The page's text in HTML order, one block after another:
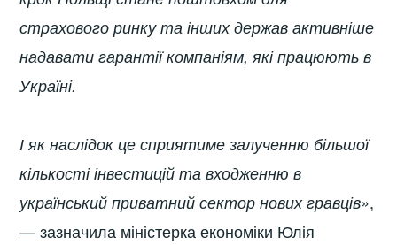
страхового ринку та інших держав активніше
надавати гарантії компаніям, які працюють в
Україні.
І як наслідок це сприятиме залученню більшої
кількості інвестицій та входженню в
український приватний сектор нових гравців»,
— зазначила міністерка економіки Юлія